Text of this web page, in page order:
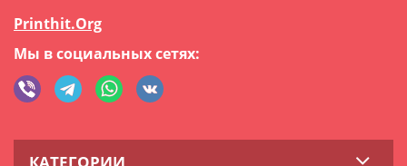
Printhit.Org
Мы в социальных сетях:
КАТЕГОРИИ